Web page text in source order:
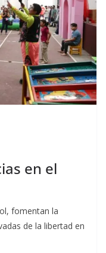
en el
fomentan la
de la libertad en